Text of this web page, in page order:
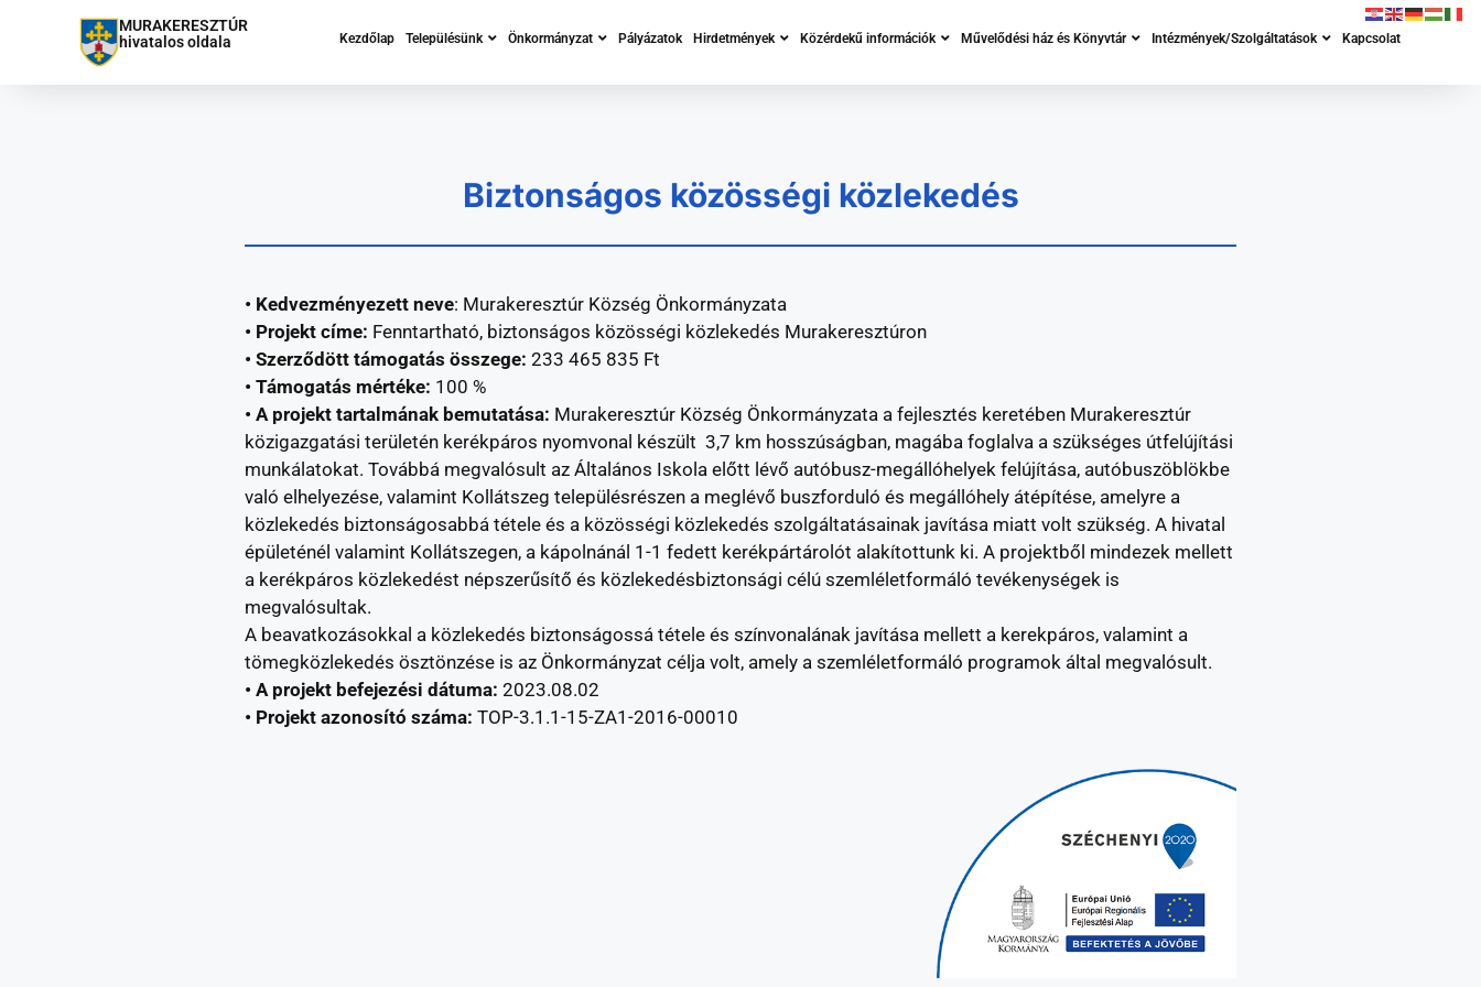
MURAKERESZTÚR
hivatalos oldala
Kezdőlap Településünk Önkormányzat Pályázatok Hirdetmények Közérdekű információk Művelődési ház és Könyvtár Intézmények/Szolgáltatások Kapcsolat
Biztonságos közösségi közlekedés
• Kedvezményezett neve: Murakeresztúr Község Önkormányzata
• Projekt címe: Fenntartható, biztonságos közösségi közlekedés Murakeresztúron
• Szerződött támogatás összege: 233 465 835 Ft
• Támogatás mértéke: 100 %
• A projekt tartalmának bemutatása: Murakeresztúr Község Önkormányzata a fejlesztés keretében Murakeresztúr
közigazgatási területén kerékpáros nyomvonal készült 3,7 km hosszúságban, magába foglalva a szükséges útfelújítási
munkálatokat. Továbbá megvalósult az Általános Iskola előtt lévő autóbusz-megállóhelyek felújítása, autóbuszöblökbe
való elhelyezése, valamint Kollátszeg településrészen a meglévő buszforduló és megállóhely átépítése, amelyre a
közlekedés biztonságosabbá tétele és a közösségi közlekedés szolgáltatásainak javítása miatt volt szükség. A hivatal
épületénél valamint Kollátszegen, a kápolnánál 1-1 fedett kerékpártárolót alakítottunk ki. A projektből mindezek mellett
a kerékpáros közlekedést népszerűsítő és közlekedésbiztonsági célú szemléletformáló tevékenységek is
megvalósultak.
A beavatkozásokkal a közlekedés biztonságossá tétele és színvonalának javítása mellett a kerekpáros, valamint a
tömegközlekedés ösztönzése is az Önkormányzat célja volt, amely a szemléletformáló programok által megvalósult.
• A projekt befejezési dátuma: 2023.08.02
• Projekt azonosító száma: TOP-3.1.1-15-ZA1-2016-00010